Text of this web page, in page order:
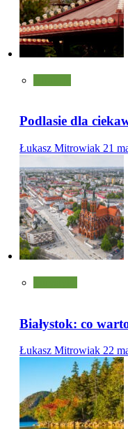
Podlasie dla
Łukasz Mitrowiak 21
Białystok: co
Łukasz Mitrowiak 22